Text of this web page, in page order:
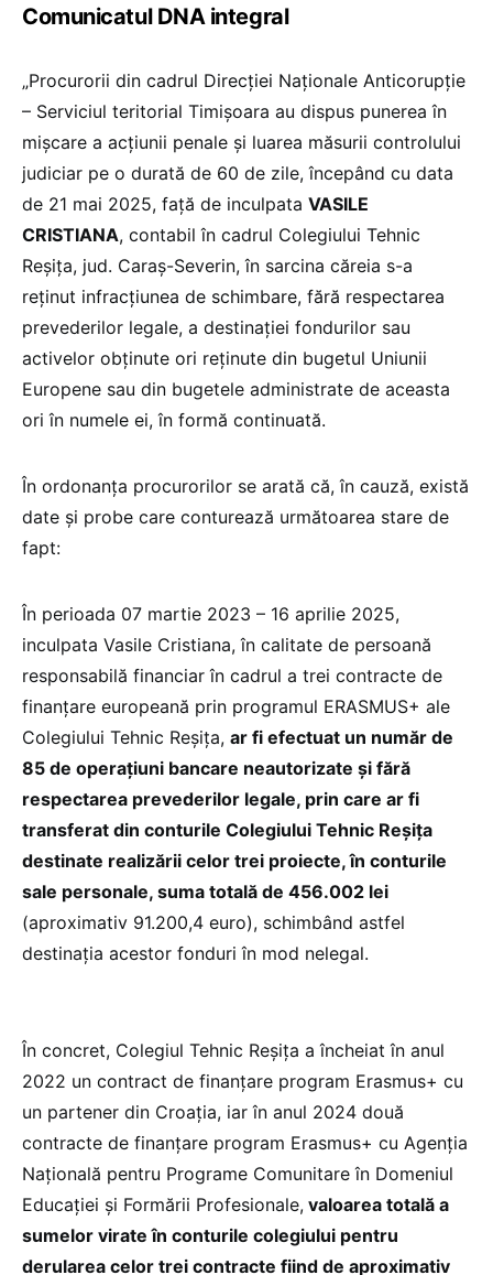
Comunicatul DNA integral
„Procurorii din cadrul Direcției Naționale Anticorupție
– Serviciul teritorial Timișoara au dispus punerea în
mișcare a acțiunii penale și luarea măsurii controlului
judiciar pe o durată de 60 de zile, începând cu data
de 21 mai 2025, față de inculpata VASILE
CRISTIANA, contabil în cadrul Colegiului Tehnic
Reșița, jud. Caraș-Severin, în sarcina căreia s-a
reținut infracțiunea de schimbare, fără respectarea
prevederilor legale, a destinației fondurilor sau
activelor obținute ori reținute din bugetul Uniunii
Europene sau din bugetele administrate de aceasta
ori în numele ei, în formă continuată.
În ordonanța procurorilor se arată că, în cauză, există
date și probe care conturează următoarea stare de
fapt:
În perioada 07 martie 2023 – 16 aprilie 2025,
inculpata Vasile Cristiana, în calitate de persoană
responsabilă financiar în cadrul a trei contracte de
finanțare europeană prin programul ERASMUS+ ale
Colegiului Tehnic Reșița, ar fi efectuat un număr de
85 de operațiuni bancare neautorizate și fără
respectarea prevederilor legale, prin care ar fi
transferat din conturile Colegiului Tehnic Reșița
destinate realizării celor trei proiecte, în conturile
sale personale, suma totală de 456.002 lei
(aproximativ 91.200,4 euro), schimbând astfel
destinația acestor fonduri în mod nelegal.
În concret, Colegiul Tehnic Reșița a încheiat în anul
2022 un contract de finanțare program Erasmus+ cu
un partener din Croația, iar în anul 2024 două
contracte de finanțare program Erasmus+ cu Agenția
Națională pentru Programe Comunitare în Domeniul
Educației și Formării Profesionale, valoarea totală a
sumelor virate în conturile colegiului pentru
derularea celor trei contracte fiind de aproximativ